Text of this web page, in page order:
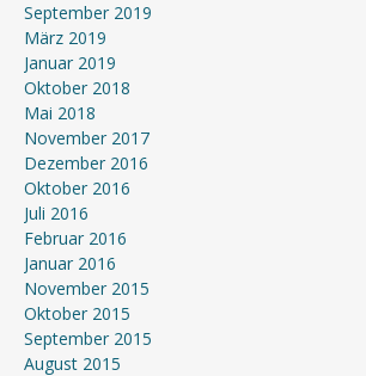
September 2019
März 2019
Januar 2019
Oktober 2018
Mai 2018
November 2017
Dezember 2016
Oktober 2016
Juli 2016
Februar 2016
Januar 2016
November 2015
Oktober 2015
September 2015
August 2015